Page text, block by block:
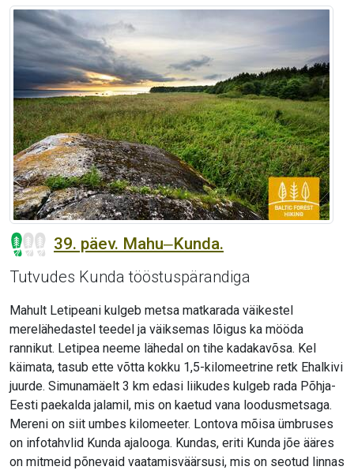
39. päev. Mahu‒Kunda.
Tutvudes Kunda tööstuspärandiga
Mahult Letipeani kulgeb metsa matkarada väikestel
merelähedastel teedel ja väiksemas lõigus ka mööda
rannikut. Letipea neeme lähedal on tihe kadakavõsa. Kel
käimata, tasub ette võtta kokku 1,5-kilomeetrine retk Ehalkivi
juurde. Simunamäelt 3 km edasi liikudes kulgeb rada Põhja-
Eesti paekalda jalamil, mis on kaetud vana loodusmetsaga.
Mereni on siit umbes kilomeeter. Lontova mõisa ümbruses
on infotahvlid Kunda ajalooga. Kundas, eriti Kunda jõe ääres
on mitmeid põnevaid vaatamisväärsusi, mis on seotud linnas